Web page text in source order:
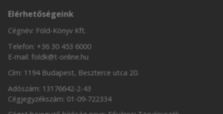
Elérhetőségeink
Cégnév: Föld-Könyv Kft.
Telefon: +36 30 453 6000
E-mail: foldk@t-online.hu
Cím: 1194 Budapest, Beszterce utca 20.
Adószám: 13176642-2-43
Cégjegyzékszám: 01-09-722334